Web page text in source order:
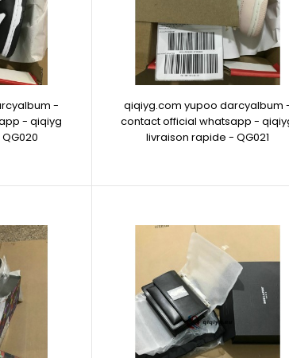
-
- qiqiyg
qiqiyg.com yupoo darcyalbum
contact official whatsapp -
livraison rapide - QG021